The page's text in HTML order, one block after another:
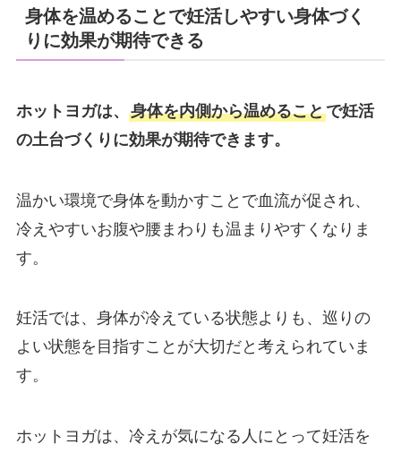
身体を温めることで妊活しやすい身体づく
りに効果が期待できる
ホットヨガは、 身体を内側から温めることで妊活
の土台づくりに効果が期待できます。
温かい環境で身体を動かすことで血流が促され、
冷えやすいお腹や腰まわりも温まりやすくなりま
す。
妊活では、身体が冷えている状態よりも、巡りの
よい状態を目指すことが大切だと考えられていま
す。
ホットヨガは、冷えが気になる人にとって妊活を